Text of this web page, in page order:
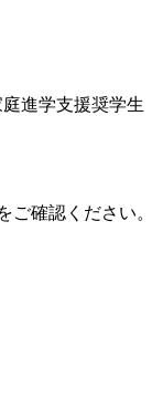
庭進学支援奨学生
ご確認ください。